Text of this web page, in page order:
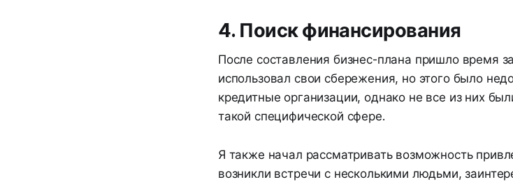
4. Поиск финансирования
После составления бизнес-плана пришло время
использовал свои сбережения, но этого было
кредитные организации, однако не все из них
такой специфической сфере.
Я также начал рассматривать возможность
возникли встречи с несколькими людьми,